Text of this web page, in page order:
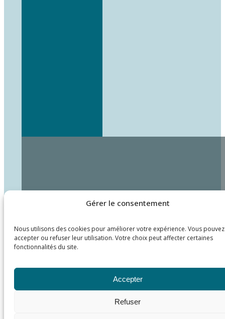
Gérer le consentement
Nous utilisons des cookies pour améliorer votre expérience. Vous pouvez
accepter ou refuser leur utilisation. Votre choix peut affecter certaines
fonctionnalités du site.
Accepter
Refuser